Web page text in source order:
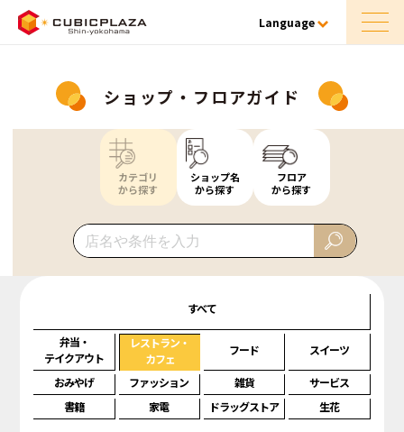
Language
ショップ・フロアガイド
カテゴリ
から探す
ショップ名
から探す
フロア
から探す
すべて
弁当・
テイクアウト
レストラン・
カフェ
フード スイーツ
おみやげ ファッション 雑貨
サービス
書籍
家電 ドラッグストア 生花